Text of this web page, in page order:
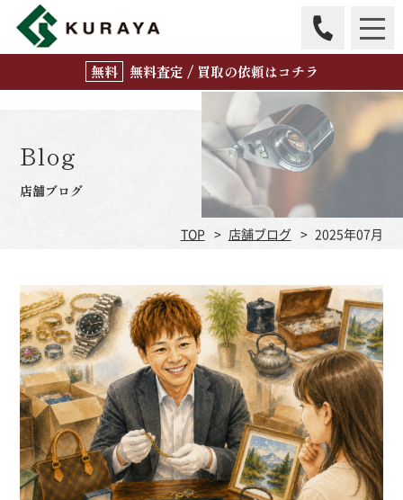
無料査定 / 買取の依頼はコチラ
Blog
店舗ブログ
TOP 店舗ブログ 2025年07月